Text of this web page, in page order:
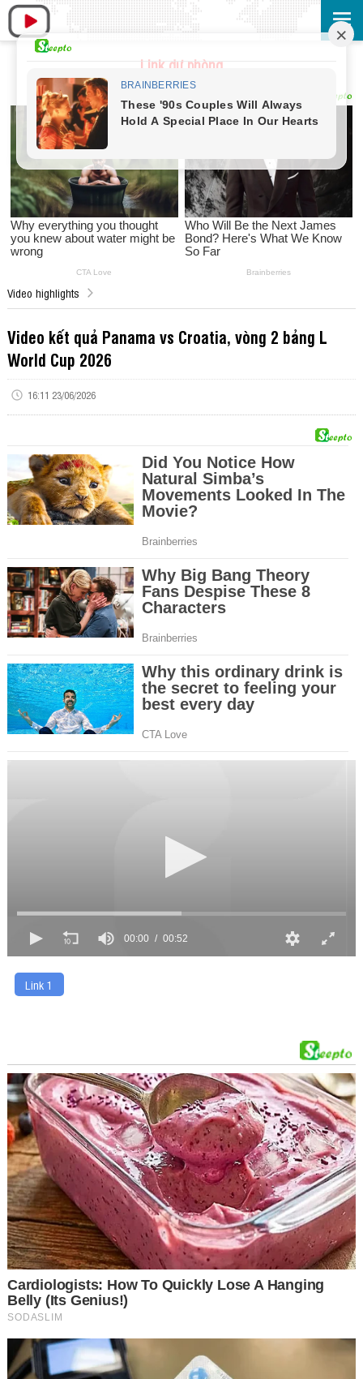
Link dự phòng
Video highlights
Video kết quả Panama vs Croatia, vòng 2 bảng L
World Cup 2026
16:11 23/06/2026
00:00 00:52
Link 1